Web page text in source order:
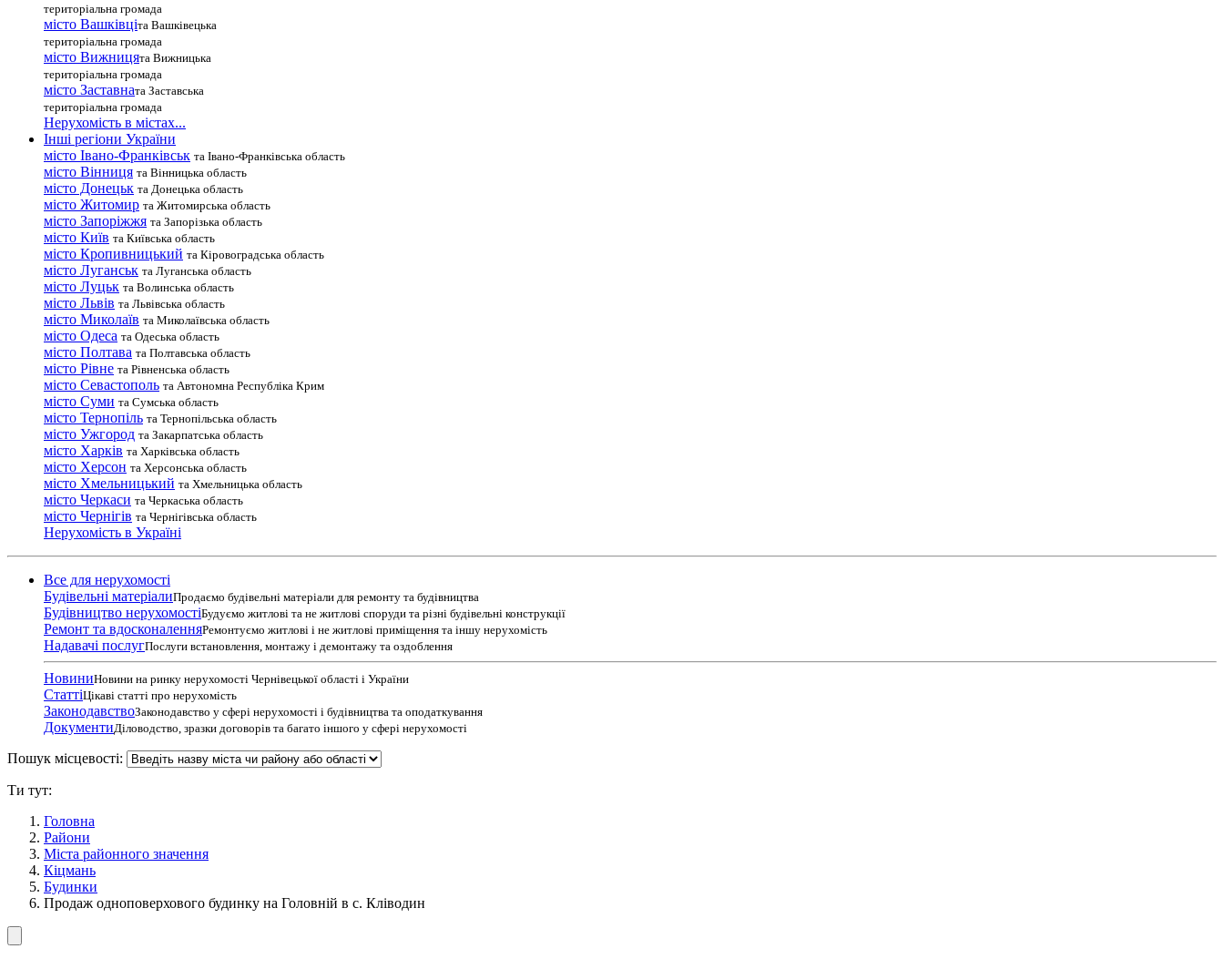
територіальна громада
місто Вашківціта Вашківецька
територіальна громада
місто Вижницята Вижницька
територіальна громада
місто Заставната Заставська
територіальна громада
Нерухомість в містах...
Інші регіони України
місто Івано-Франківськ та Івано-Франківська область
місто Вінниця та Вінницька область
місто Донецьк та Донецька область
місто Житомир та Житомирська область
місто Запоріжжя та Запорізька область
місто Київ та Київська область
місто Кропивницький та Кіровоградська область
місто Луганськ та Луганська область
місто Луцьк та Волинська область
місто Львів та Львівська область
місто Миколаїв та Миколаївська область
місто Одеса та Одеська область
місто Полтава та Полтавська область
місто Рівне та Рівненська область
місто Севастополь та Автономна Республіка Крим
місто Суми та Сумська область
місто Тернопіль та Тернопільська область
місто Ужгород та Закарпатська область
місто Харків та Харківська область
місто Херсон та Херсонська область
місто Хмельницький та Хмельницька область
місто Черкаси та Черкаська область
місто Чернігів та Чернігівська область
Нерухомість в Україні
Все для нерухомості
Будівельні матеріалиПродаємо будівельні матеріали для ремонту та будівництва
Будівництво нерухомостіБудуємо житлові та не житлові споруди та різні будівельні конструкції
Ремонт та вдосконаленняРемонтуємо житлові і не житлові приміщення та іншу нерухомість
Надавачі послугПослуги встановлення, монтажу і демонтажу та оздоблення
НовиниНовини на ринку нерухомості Чернівецької області і України
СтаттіЦікаві статті про нерухомість
ЗаконодавствоЗаконодавство у сфері нерухомості і будівництва та оподаткування
ДокументиДіловодство, зразки договорів та багато іншого у сфері нерухомості
Пошук місцевості:
Ти тут:
Головна
Райони
Міста районного значення
Кіцмань
Будинки
Продаж одноповерхового будинку на Головній в с. Кліводин